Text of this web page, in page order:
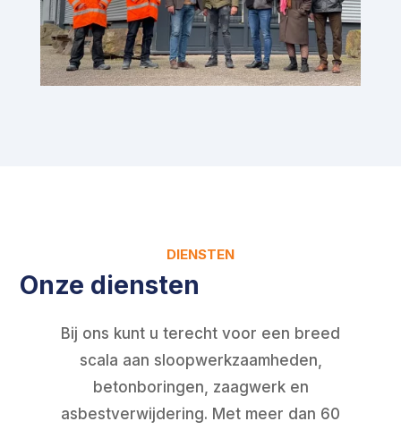
DIENSTEN
Onze diensten
Bij ons kunt u terecht voor een breed
scala aan sloopwerkzaamheden,
betonboringen, zaagwerk en
asbestverwijdering. Met meer dan 60